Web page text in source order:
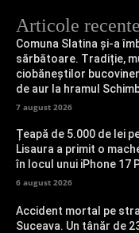
Articole recente
Comuna Slatina și-a
sărbătoare. Tradiție,
ciobăneștilor
de aur la hramul
7 august 2026
Țeapă de 5.000 de lei
Lisaura a primit o
în locul unui iPhone 17
6 august 2026
Accident mortal pe
Suceava. Un tânăr de